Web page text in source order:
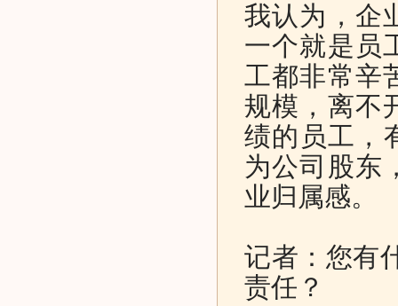
我认为，企
一个就是员
工都非常辛
规模，离不
绩的员工，
为公司股东
业归属感。
记者：您有
责任？